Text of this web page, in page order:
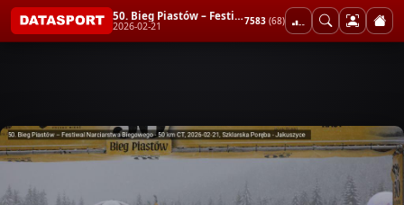
50. Bieg Piastów – Festiwal Narciarstwa Biegowego - 50 km CT
2026-02-21 7583 (68)